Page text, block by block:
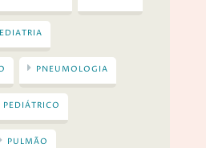
PNEUMOLOGIA
PULMÃO